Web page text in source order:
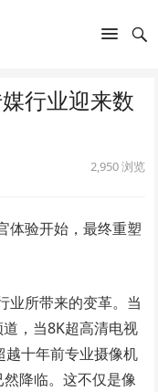
行业迎来数
2,950浏览
体验开始，最终重塑
业所带来的变革。当
，当8K超高清电视
越十年前专业摄像机
降临。这不仅是像